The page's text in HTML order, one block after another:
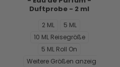
Duftprobe - 2 ml
2 ML
5 ML
10 ML Reisegröße
5 ML Roll On
Weitere Größen anzeigen...